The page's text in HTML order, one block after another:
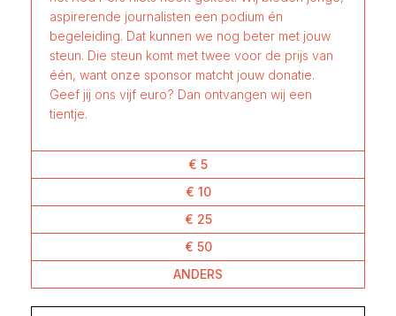
aspirerende journalisten een podium én
begeleiding. Dat kunnen we nog beter met jouw
steun. Die steun komt met twee voor de prijs van
één, want onze sponsor matcht jouw donatie.
Geef jij ons vijf euro? Dan ontvangen wij een
tientje.
€ 5
€ 10
€ 25
€ 50
ANDERS